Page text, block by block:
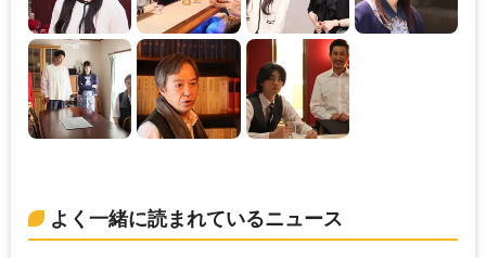
よく一緒に読まれているニュース